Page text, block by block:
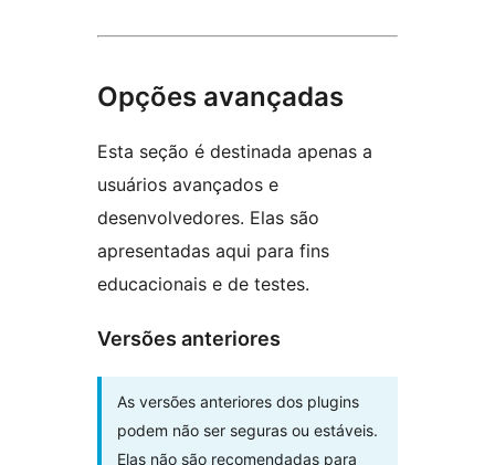
Opções avançadas
Esta seção é destinada apenas a
usuários avançados e
desenvolvedores. Elas são
apresentadas aqui para fins
educacionais e de testes.
Versões anteriores
As versões anteriores dos plugins
podem não ser seguras ou estáveis.
Elas não são recomendadas para